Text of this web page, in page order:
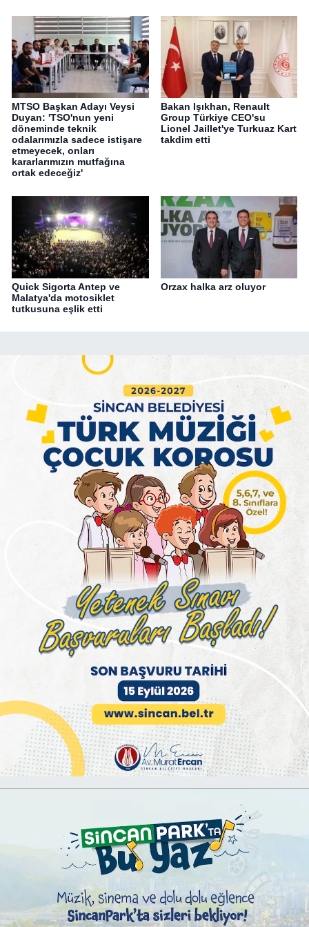
MTSO Başkan Adayı Veysi
Duyan: 'TSO'nun yeni
döneminde teknik
odalarımızla sadece istişare
etmeyecek, onları
kararlarımızın mutfağına
ortak edeceğiz'
Bakan Işıkhan, Renault
Group Türkiye CEO'su
Lionel Jaillet'ye Turkuaz Kart
takdim etti
Quick Sigorta Antep ve
Malatya'da motosiklet
tutkusuna eşlik etti
Orzax halka arz oluyor